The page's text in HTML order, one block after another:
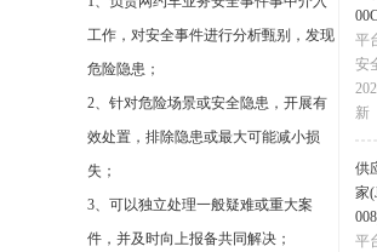
工作，对安全事件进行分析甄别，发现
危险隐患；
2、针对危险场景或安全隐患，开展有
效处置，排除隐患或最大可能减小损
失；
3、可以独立处理一般疑难或重大案
件，并及时向上报备共同解决；
平
安
新
供
家
平